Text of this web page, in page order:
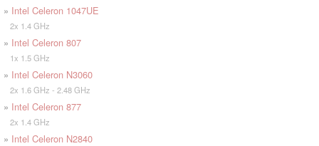
» Intel Celeron 1047UE
2x 1.4 GHz
» Intel Celeron 807
1x 1.5 GHz
» Intel Celeron N3060
2x 1.6 GHz - 2.48 GHz
» Intel Celeron 877
2x 1.4 GHz
» Intel Celeron N2840